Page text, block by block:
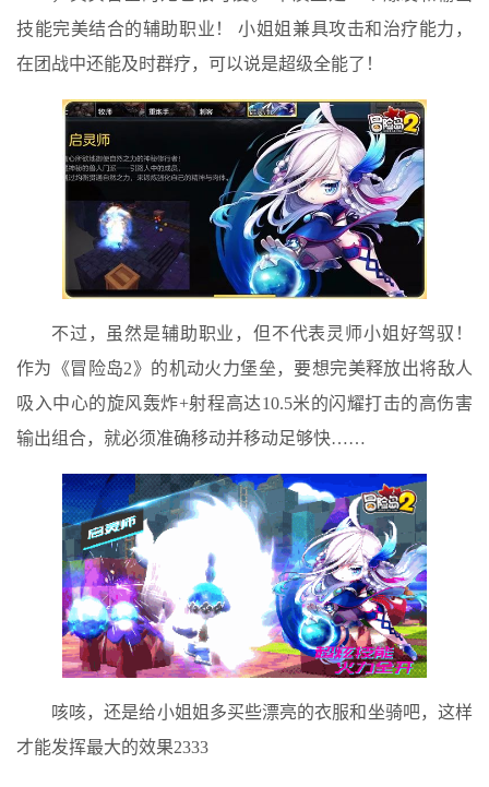
技能完美结合的辅助职业！ 小姐姐兼具攻击和治疗能力，
在团战中还能及时群疗，可以说是超级全能了！
不过，虽然是辅助职业，但不代表灵师小姐好驾驭！
作为《冒险岛2》的机动火力堡垒，要想完美释放出将敌人
吸入中心的旋风轰炸+射程高达10.5米的闪耀打击的高伤害
输出组合，就必须准确移动并移动足够快……
咳咳，还是给小姐姐多买些漂亮的衣服和坐骑吧，这样
才能发挥最大的效果2333